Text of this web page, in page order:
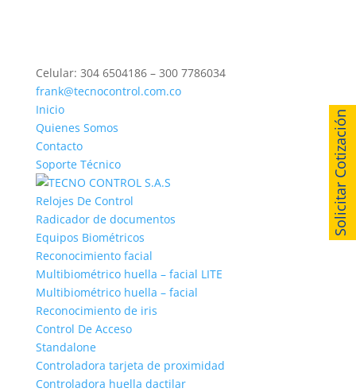
Celular: 304 6504186 – 300 7786034
frank@tecnocontrol.com.co
Inicio
Quienes Somos
Contacto
Soporte Técnico
Relojes De Control
Radicador de documentos
Equipos Biométricos
Reconocimiento facial
Multibiométrico huella – facial LITE
Multibiométrico huella – facial
Reconocimiento de iris
Control De Acceso
Standalone
Controladora tarjeta de proximidad
Controladora huella dactilar
Solicitar Cotización